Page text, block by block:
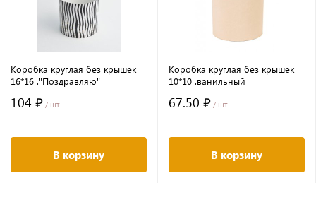
Коробка круглая без крышек
16*16 ."Поздравляю"
104 ₽ / шт
В корзину
Коробка круглая без крышек
10*10 .ванильный
67.50 ₽ / шт
В корзину